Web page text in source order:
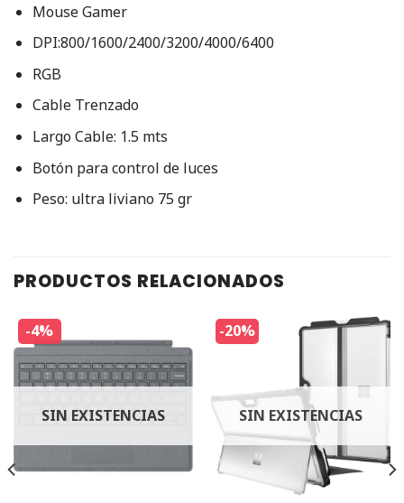
Mouse Gamer
DPI:800/1600/2400/3200/4000/6400
RGB
Cable Trenzado
Largo Cable: 1.5 mts
Botón para control de luces
Peso: ultra liviano 75 gr
PRODUCTOS RELACIONADOS
-4%
SIN EXISTENCIAS
-20%
SIN EXISTENCIAS